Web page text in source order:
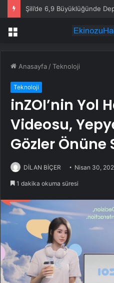
Şili’de 6,9 Büyüklüğünde
Menü
Anasayfa /Teknoloji
Teknoloji
inZOI’nin Yol
Videosu,
Gözler Önüne
DİLAN BİÇER Nisan 30,
1 dakika okuma süresi